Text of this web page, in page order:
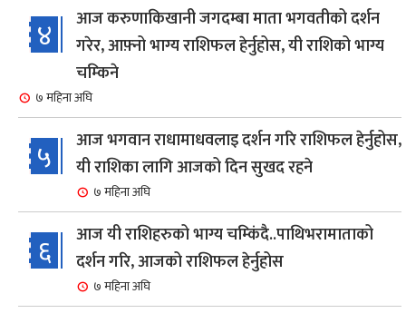
४
आज करुणाकिखानी जगदम्बा माता भगवतीको दर्शन
गरेर, आफ़्नो भाग्य राशिफल हेर्नुहोस, यी राशिको भाग्य
चम्किने
७ महिना अघि
५
आज भगवान राधामाधवलाइ दर्शन गरि राशिफल हेर्नुहोस,
यी राशिका लागि आजको दिन सुखद रहने
७ महिना अघि
६
आज यी राशिहरुको भाग्य चम्किंदै..पाथिभरामाताको
दर्शन गरि, आजको राशिफल हेर्नुहोस
७ महिना अघि